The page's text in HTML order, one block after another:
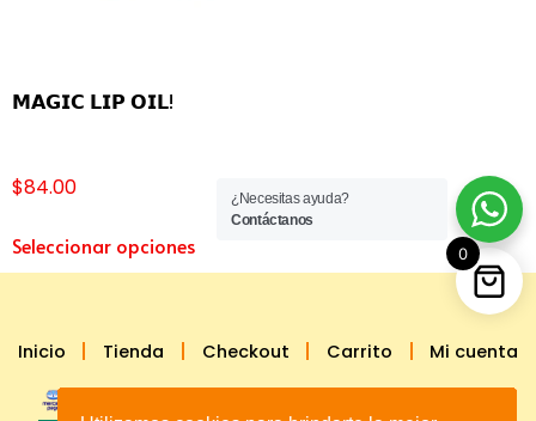
𝗠𝗔𝗚𝗜𝗖 𝗟𝗜𝗣 𝗢𝗜𝗟!
$84.00
Seleccionar opciones
Inicio Tienda Checkout Carrito Mi cuenta
¿Necesitas ayuda?
Contáctanos
0